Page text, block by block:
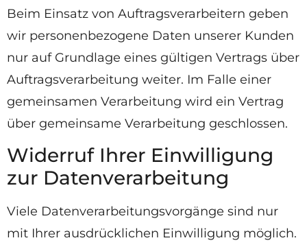
Beim Einsatz von Auftragsverarbeitern geben
wir personenbezogene Daten unserer Kunden
nur auf Grundlage eines gültigen Vertrags über
Auftragsverarbeitung weiter. Im Falle einer
gemeinsamen Verarbeitung wird ein Vertrag
über gemeinsame Verarbeitung geschlossen.
Widerruf Ihrer Einwilligung
zur Datenverarbeitung
Viele Datenverarbeitungsvorgänge sind nur
mit Ihrer ausdrücklichen Einwilligung möglich.